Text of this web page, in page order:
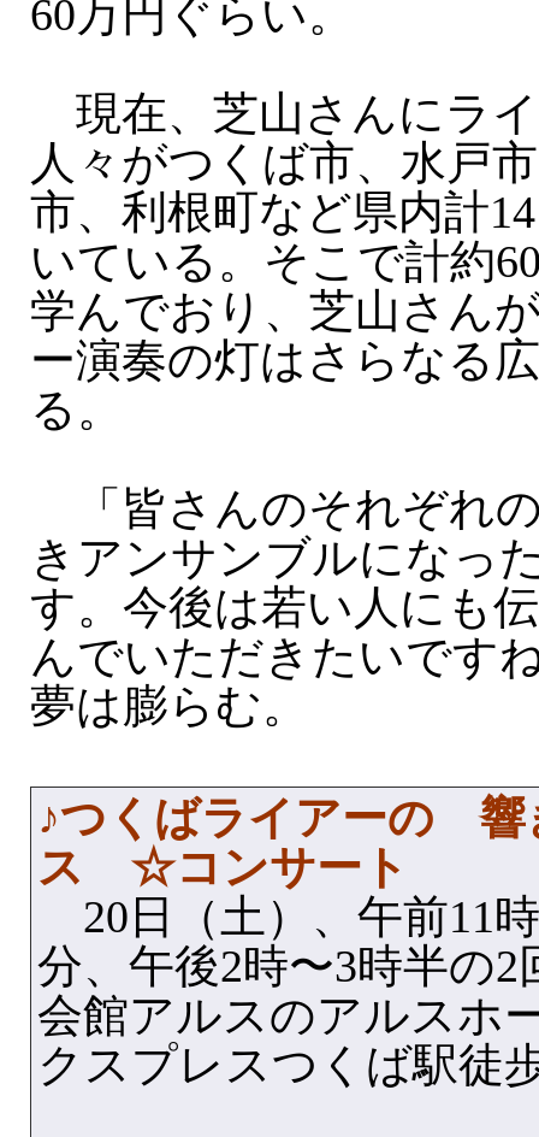
60万円ぐらい。
現在、芝山さんにラ
人々がつくば市、水戸
市、利根町など県内計
いている。そこで計約
学んでおり、芝山さん
ー演奏の灯はさらなる
る。
「皆さんのそれぞれ
きアンサンブルになっ
す。今後は若い人にも
んでいただきたいです
夢は膨らむ。
♪つくばライアーの
ス ☆コンサート
20日（土）、午前11
分、午後2時〜3時半の
会館アルスのアルスホ
クスプレスつくば駅徒